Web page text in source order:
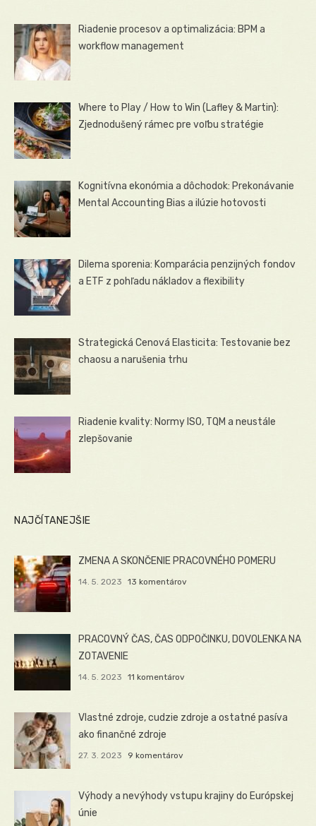
Riadenie procesov a optimalizácia: BPM a
workflow management
Where to Play / How to Win (Lafley & Martin):
Zjednodušený rámec pre voľbu stratégie
Kognitívna ekonómia a dôchodok: Prekonávanie
Mental Accounting Bias a ilúzie hotovosti
Dilema sporenia: Komparácia penzijných fondov
a ETF z pohľadu nákladov a flexibility
Strategická Cenová Elasticita: Testovanie bez
chaosu a narušenia trhu
Riadenie kvality: Normy ISO, TQM a neustále
zlepšovanie
NAJČÍTANEJŠIE
ZMENA A SKONČENIE PRACOVNÉHO POMERU
14. 5. 2023 13 komentárov
PRACOVNÝ ČAS, ČAS ODPOČINKU, DOVOLENKA NA
ZOTAVENIE
14. 5. 2023 11 komentárov
Vlastné zdroje, cudzie zdroje a ostatné pasíva
ako finančné zdroje
27. 3. 2023 9 komentárov
Výhody a nevýhody vstupu krajiny do Európskej
únie